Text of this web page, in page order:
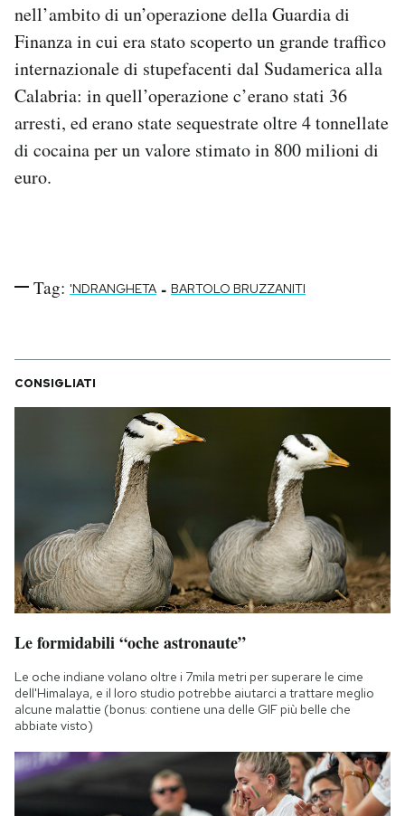
nell’ambito di un’operazione della Guardia di
Finanza in cui era stato scoperto un grande traffico
internazionale di stupefacenti dal Sudamerica alla
Calabria: in quell’operazione c’erano stati 36
arresti, ed erano state sequestrate oltre 4 tonnellate
di cocaina per un valore stimato in 800 milioni di
euro.
Tag: 'NDRANGHETA - BARTOLO BRUZZANITI
CONSIGLIATI
Le formidabili “oche astronaute”
Le oche indiane volano oltre i 7mila metri per superare le cime
dell'Himalaya, e il loro studio potrebbe aiutarci a trattare meglio
alcune malattie (bonus: contiene una delle GIF più belle che
abbiate visto)